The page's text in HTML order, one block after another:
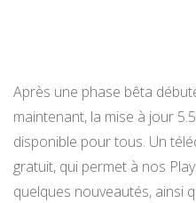
Après une phase bêta
maintenant, la mise à jour
disponible pour tous. Un
gratuit, qui permet à nos
quelques nouveautés, ainsi